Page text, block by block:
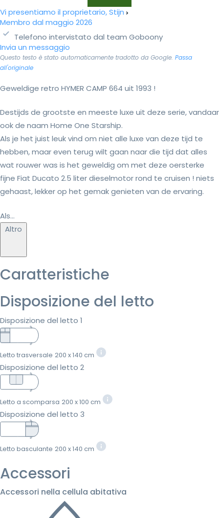
Vi presentiamo il proprietario, Stijn
Membro dal maggio 2026
Telefono intervistato dal team Goboony
Invia un messaggio
Questo testo è stato automaticamente tradotto da Google. Passa
all'originale
Geweldige retro HYMER CAMP 664 uit 1993 !
Destijds de grootste en meeste luxe uit deze serie, vandaar
ook de naam Home One Starship.
Als je het juist leuk vind om niet alle luxe van deze tijd te
hebben, maar even terug wilt gaan naar die tijd dat alles
wat rouwer was is het geweldig om met deze oersterke
fijne Fiat Ducato 2.5 liter dieselmotor rond te cruisen ! niets
gehaast, lekker op het gemak genieten van de ervaring.
Als...
Altro
Caratteristiche
Disposizione del letto
Disposizione del letto 1
Letto trasversale 200 x 140 cm
Disposizione del letto 2
Letto a scomparsa 200 x 100 cm
Disposizione del letto 3
Letto basculante 200 x 140 cm
Accessori
Accessori nella cellula abitativa